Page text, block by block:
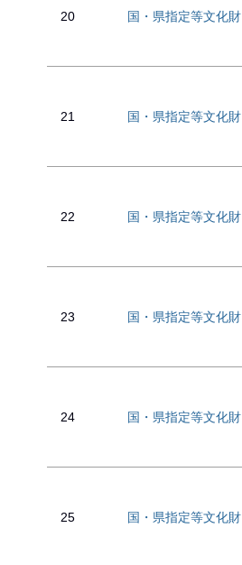
20 国・県指定等文化財
21 国・県指定等文化財
22 国・県指定等文化財
23 国・県指定等文化財
24 国・県指定等文化財
25 国・県指定等文化財